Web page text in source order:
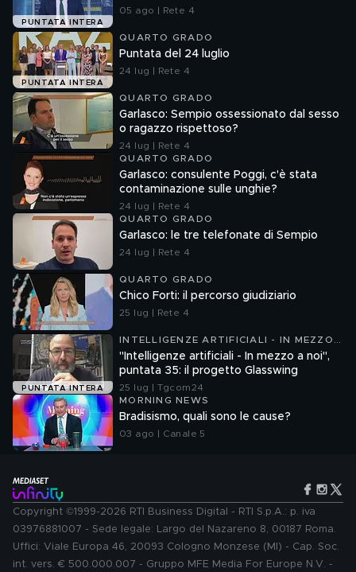
PUNTATA INTERA
05 ago | Rete 4
PUNTATA INTERA
QUARTO GRADO
Puntata del 24 luglio
24 lug | Rete 4
QUARTO GRADO
Garlasco: Sempio ossessionato dal sesso
o ragazzo rispettoso?
24 lug | Rete 4
QUARTO GRADO
Garlasco: consulente Poggi, c'è stata
contaminazione sulle unghie?
24 lug | Rete 4
QUARTO GRADO
Garlasco: le tre telefonate di Sempio
24 lug | Rete 4
QUARTO GRADO
Chico Forti: il percorso giudiziario
25 lug | Rete 4
PUNTATA INTERA
INTELLIGENZE ARTIFICIALI - IN MEZZO
A NOI
"Intelligenze artificiali - In mezzo a noi",
puntata 35: il progetto Glasswing
25 lug | Tgcom24
MORNING NEWS
Bradisismo, quali sono le cause?
03 ago | Canale 5
Copyright ©1999-2026 RTI Business Digital - RTI S.p.A.: p. iva
03976881007 - Sede legale: Largo del Nazareno 8, 00187 Roma.
Uffici: Viale Europa 46, 20093 Cologno Monzese (MI) - Cap. Soc.
int. vers. € 500.000.007 - Gruppo MFE Media For Europe N.V. -